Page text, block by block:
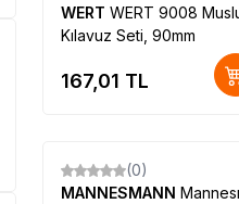
WERT WERT 9008
Kılavuz Seti, 90mm
167,01 TL
(0)
MANNESMANN